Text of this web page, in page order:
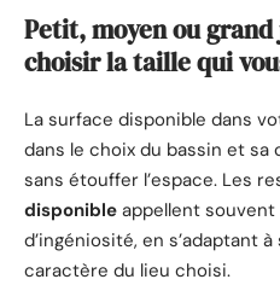
Petit, moyen ou
choisir la taille qui
La surface disponible dans
dans le choix du bassin et sa
sans étouffer l’espace. Les
disponible appellent
d’ingéniosité, en s’adaptant
caractère du lieu choisi.